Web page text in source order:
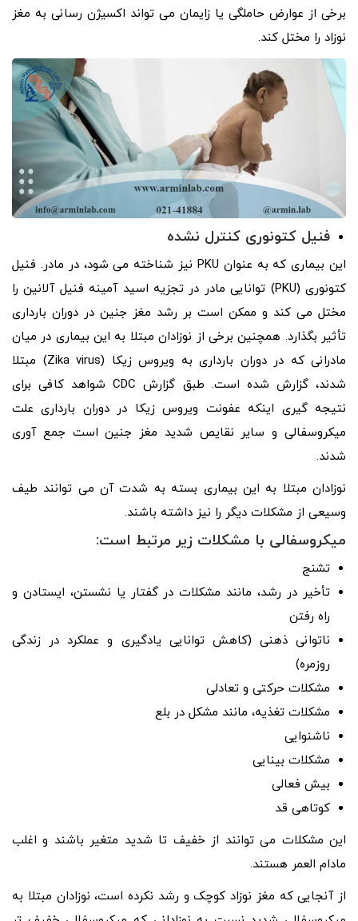
برخی از عوارض حاملگی یا زایمان می تواند اکسیژن رسانی به مغز
نوزاد را مختل کند.
فنیل کتونوری کنترل نشده
این بیماری که به عنوان PKU نیز شناخته می شود، در مادر. فنیل
کتونوری (PKU) توانایی مادر در تجزیه اسید آمینه فنیل آلانین را
مختل می کند و ممکن است بر رشد مغز جنین در دوران بارداری
تأثیر بگذارد. همچنین برخی از نوزادان مبتلا به این بیماری در میان
مادرانی که در دوران بارداری به ویروس زیکا (Zika virus) مبتلا
شدند، گزارش شده است. طبق گزارش CDC شواهد کافی برای
نتیجه گیری اینکه عفونت ویروس زیکا در دوران بارداری علت
میکروسفالی و سایر نقایص شدید مغز جنین است جمع آوری
شدند.
نوزادان مبتلا به این بیماری بسته به شدت آن می توانند طیف
وسیعی از مشکلات دیگر را نیز داشته باشند.
میکروسفالی با مشکلات زیر مرتبط است:
تشنج
تأخیر در رشد، مانند مشکلات در گفتار یا نشستن، ایستادن و
راه رفتن
ناتوانی ذهنی (کاهش توانایی یادگیری و عملکرد در زندگی
روزمره)
مشکلات حرکتی و تعادلی
مشکلات تغذیه، مانند مشکل در بلع
ناشنوایی
مشکلات بینایی
بیش فعالی
کوتاهی قد
این مشکلات می توانند از خفیف تا شدید متغیر باشند و اغلب
مادام العمر هستند.
از آنجایی که مغز نوزاد کوچک و رشد نکرده است، نوزادان مبتلا به